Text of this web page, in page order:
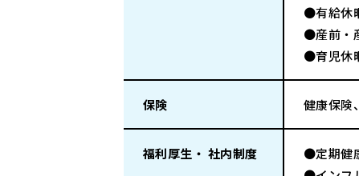
●有給休
●産前・
●育児休
保険 健康保険
福利厚生・ 社内制度
●定期健